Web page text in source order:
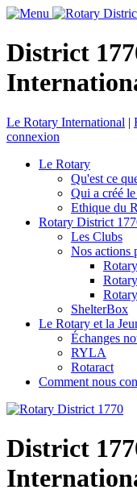
District
Le Rotary International |
connexion
Le Rotary
Qu'est ce
Qui a créé
Ethique du
Rotary District
Les Clubs
Nos actions
ShelterBox
Le Rotary et la
Échanges
RYLA
Rotaract
Comment nous
District